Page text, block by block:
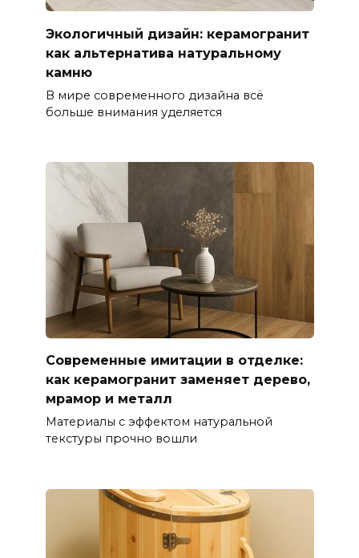
Экологичный дизайн: керамогранит
как альтернатива натуральному
камню
В мире современного дизайна всё
больше внимания уделяется
Современные имитации в отделке:
как керамогранит заменяет дерево,
мрамор и металл
Материалы с эффектом натуральной
текстуры прочно вошли